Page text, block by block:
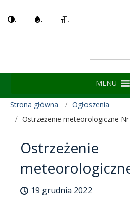
. . .
MENU
Strona główna
Ogłoszenia
Ostrzeżenie meteorologiczne
Ostrzeżenie
19 grudnia 2022